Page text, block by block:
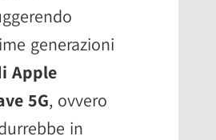
generazioni
Apple
5G, ovvero
in